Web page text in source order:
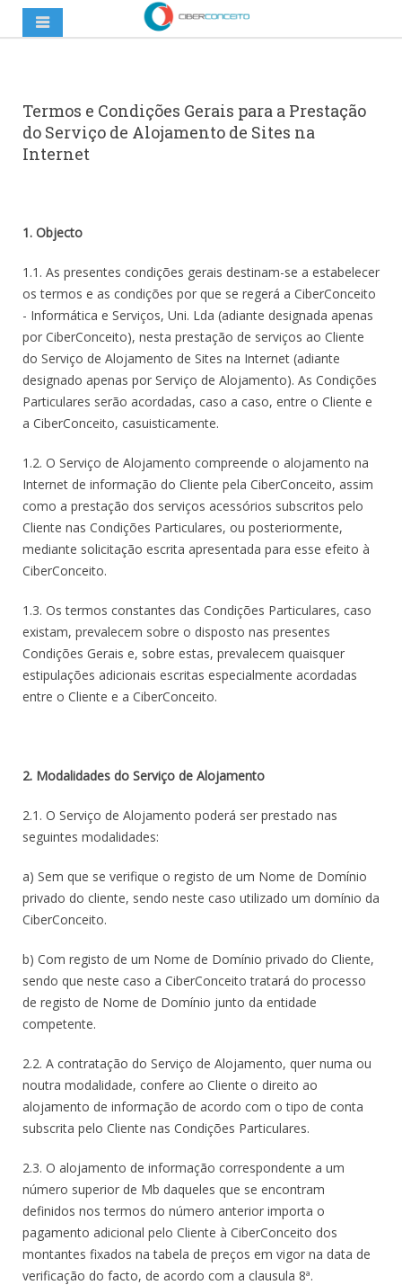
Termos e Condições Gerais para a Prestação
do Serviço de Alojamento de Sites na
Internet
1. Objecto
1.1. As presentes condições gerais destinam-se a estabelecer
os termos e as condições por que se regerá a CiberConceito
- Informática e Serviços, Uni. Lda (adiante designada apenas
por CiberConceito), nesta prestação de serviços ao Cliente
do Serviço de Alojamento de Sites na Internet (adiante
designado apenas por Serviço de Alojamento). As Condições
Particulares serão acordadas, caso a caso, entre o Cliente e
a CiberConceito, casuisticamente.
1.2. O Serviço de Alojamento compreende o alojamento na
Internet de informação do Cliente pela CiberConceito, assim
como a prestação dos serviços acessórios subscritos pelo
Cliente nas Condições Particulares, ou posteriormente,
mediante solicitação escrita apresentada para esse efeito à
CiberConceito.
1.3. Os termos constantes das Condições Particulares, caso
existam, prevalecem sobre o disposto nas presentes
Condições Gerais e, sobre estas, prevalecem quaisquer
estipulações adicionais escritas especialmente acordadas
entre o Cliente e a CiberConceito.
2. Modalidades do Serviço de Alojamento
2.1. O Serviço de Alojamento poderá ser prestado nas
seguintes modalidades:
a) Sem que se verifique o registo de um Nome de Domínio
privado do cliente, sendo neste caso utilizado um domínio da
CiberConceito.
b) Com registo de um Nome de Domínio privado do Cliente,
sendo que neste caso a CiberConceito tratará do processo
de registo de Nome de Domínio junto da entidade
competente.
2.2. A contratação do Serviço de Alojamento, quer numa ou
noutra modalidade, confere ao Cliente o direito ao
alojamento de informação de acordo com o tipo de conta
subscrita pelo Cliente nas Condições Particulares.
2.3. O alojamento de informação correspondente a um
número superior de Mb daqueles que se encontram
definidos nos termos do número anterior importa o
pagamento adicional pelo Cliente à CiberConceito dos
montantes fixados na tabela de preços em vigor na data de
verificação do facto, de acordo com a clausula 8ª.